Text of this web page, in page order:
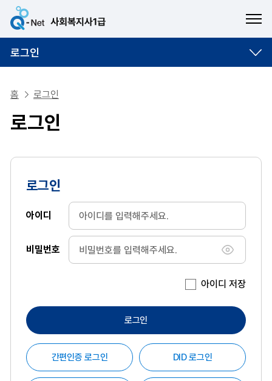
로그인
홈 로그인
로그인
로그인
아이디
비밀번호
비밀번호
아이디 저장
로그인
간편인증 로그인 DID 로그인